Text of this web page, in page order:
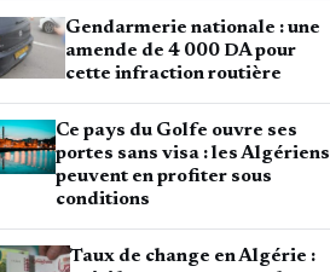
Gendarmerie nationale : une
amende de 4 000 DA pour
cette infraction routière
Ce pays du Golfe ouvre ses
portes sans visa : les Algériens
peuvent en profiter sous
conditions
Taux de change en Algérie :